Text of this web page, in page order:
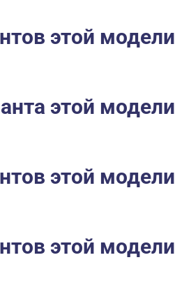
этой модели
этой модели
этой модели
этой модели